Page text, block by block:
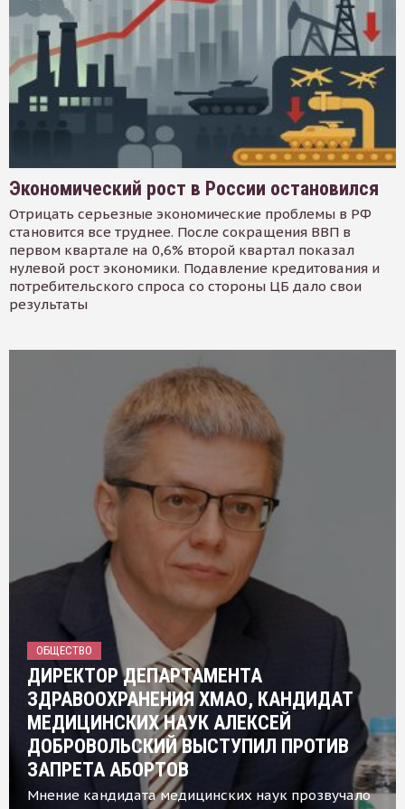
Экономический рост в России остановился
Отрицать серьезные экономические проблемы в РФ
становится все труднее. После сокращения ВВП в
первом квартале на 0,6% второй квартал показал
нулевой рост экономики. Подавление кредитования и
потребительского спроса со стороны ЦБ дало свои
результаты
ОБЩЕСТВО
ДИРЕКТОР ДЕПАРТАМЕНТА
ЗДРАВООХРАНЕНИЯ ХМАО, КАНДИДАТ
МЕДИЦИНСКИХ НАУК АЛЕКСЕЙ
ДОБРОВОЛЬСКИЙ ВЫСТУПИЛ ПРОТИВ
ЗАПРЕТА АБОРТОВ
Мнение кандидата медицинских наук прозвучало